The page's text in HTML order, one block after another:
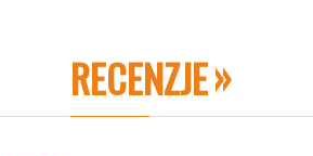
RECENZJE